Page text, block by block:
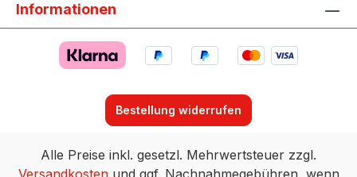
Informationen
Bestellung widerrufen
Alle Preise inkl. gesetzl. Mehrwertsteuer zzgl.
Versandkostenund ggf. Nachnahmegebühren, wenn